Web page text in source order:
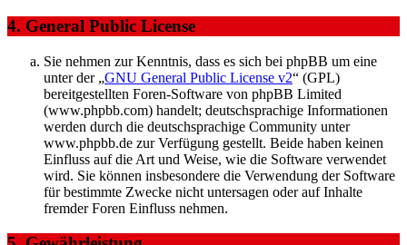
4. General Public License
Sie nehmen zur Kenntnis, dass es sich bei phpBB um eine
unter der „GNU General Public License v2“ (GPL)
bereitgestellten Foren-Software von phpBB Limited
(www.phpbb.com) handelt; deutschsprachige Informationen
werden durch die deutschsprachige Community unter
www.phpbb.de zur Verfügung gestellt. Beide haben keinen
Einfluss auf die Art und Weise, wie die Software verwendet
wird. Sie können insbesondere die Verwendung der Software
für bestimmte Zwecke nicht untersagen oder auf Inhalte
fremder Foren Einfluss nehmen.